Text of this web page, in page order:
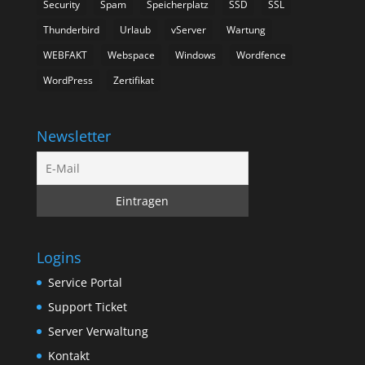
Security Spam Speicherplatz SSD
SSL
Thunderbird
Urlaub vServer
Wartung
WEBFAKT
Webspace Windows
Wordfence
WordPress
Zertifikat
Newsletter
Logins
Service Portal
Support Ticket
Server Verwaltung
Kontakt